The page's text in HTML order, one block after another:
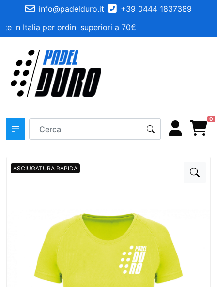
info@padelduro.it
+39 0444 1837389
in Italia per ordini superiori a 70€
0
ASCIUGATURA RAPIDA